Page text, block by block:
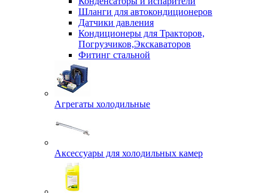
Шланги для автокондиционеров
Датчики давления
Кондиционеры для Тракторов,
Погрузчиков,Экскаваторов
Фитинг стальной
Агрегаты холодильные
Аксессуары для холодильных камер